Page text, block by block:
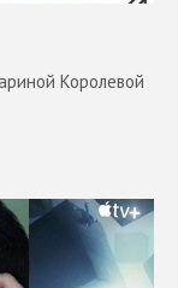
Королевой